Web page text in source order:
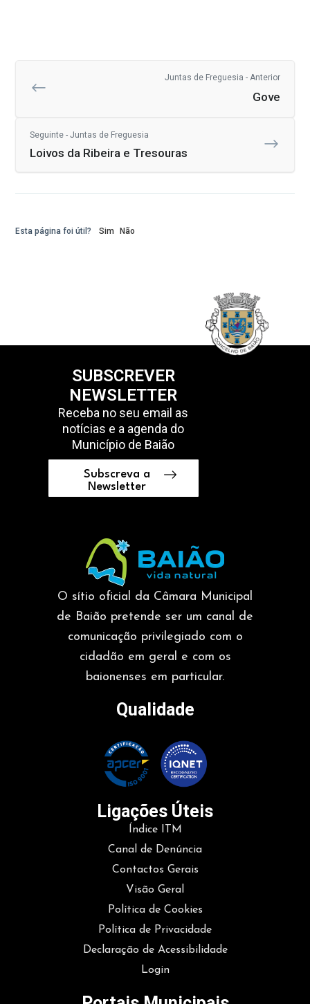
Juntas de Freguesia - Anterior
Gove
Seguinte - Juntas de Freguesia
Loivos da Ribeira e Tresouras
Esta página foi útil? Sim Não
SUBSCREVER
NEWSLETTER
Receba no seu email as
notícias e a agenda do
Município de Baião
Subscreva a
Newsletter
O sítio oficial da Câmara Municipal
de Baião pretende ser um canal de
comunicação privilegiado com o
cidadão em geral e com os
baionenses em particular.
Qualidade
Ligações Úteis
Índice ITM
Canal de Denúncia
Contactos Gerais
Visão Geral
Política de Cookies
Política de Privacidade
Declaração de Acessibilidade
Login